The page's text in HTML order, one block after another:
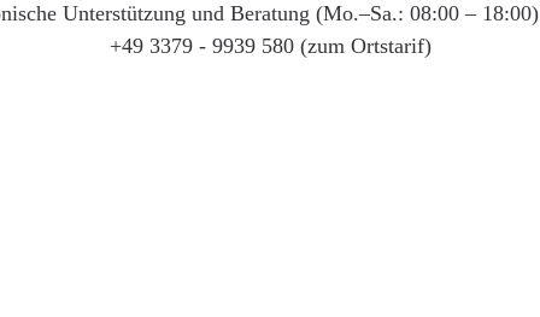
Unterstützung und Beratung (Mo.–Sa.: 08:00 –
+49 3379 - 9939 580 (zum Ortstarif)